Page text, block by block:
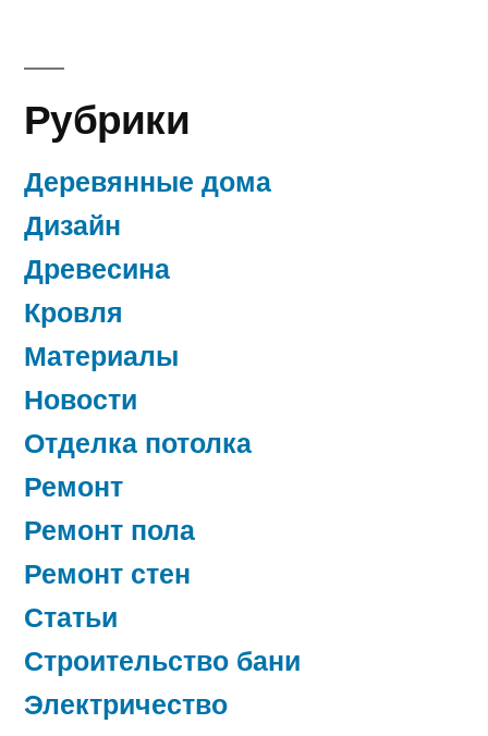
Рубрики
Деревянные дома
Дизайн
Древесина
Кровля
Материалы
Новости
Отделка потолка
Ремонт
Ремонт пола
Ремонт стен
Статьи
Строительство бани
Электричество